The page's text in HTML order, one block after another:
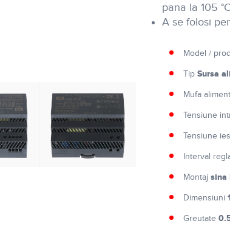
pana la 105
A se folosi
Model /
Tip Sursa
Mufa
Tensiune
Tensiune
Interval
Montaj sina
Dimensiuni
Greutate